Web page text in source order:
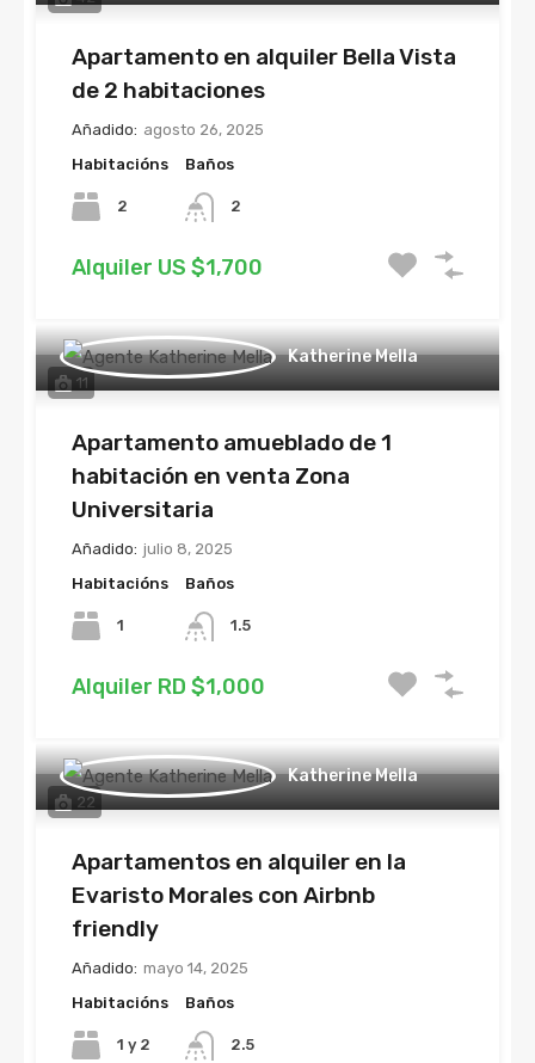
Apartamento en alquiler Bella Vista
de 2 habitaciones
Añadido: agosto 26, 2025
Habitacións
2
Baños
2
Alquiler US $1,700
11
Katherine Mella
Apartamento amueblado de 1
habitación en venta Zona
Universitaria
Añadido: julio 8, 2025
Habitacións
1
Baños
1.5
Alquiler RD $1,000
22
Katherine Mella
Apartamentos en alquiler en la
Evaristo Morales con Airbnb
friendly
Añadido: mayo 14, 2025
Habitacións
1 y 2
Baños
2.5